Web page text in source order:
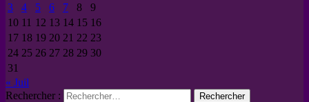
3
4 5 6 7 8
9
10 11 12 13 14 15 16
17 18 19 20 21 22 23
24 25 26 27 28 29 30
31
« Juil
Rechercher :